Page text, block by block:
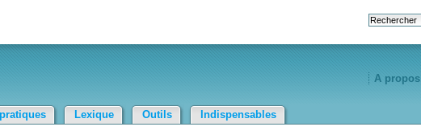
A propos
Lexique Outils Indispensables